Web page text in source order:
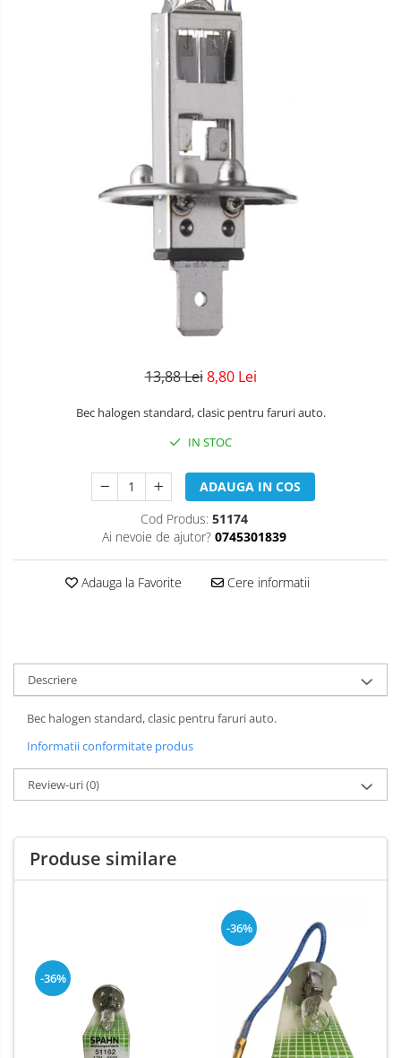
13,88 Lei 8,80 Lei
Bec halogen standard, clasic pentru faruri auto.
IN STOC
ADAUGA IN COS
Cod Produs: 51174
Ai nevoie de ajutor? 0745301839
Adauga la Favorite Cere informatii
Descriere
Bec halogen standard, clasic pentru faruri auto.
Informatii conformitate produs
Review-uri(0)
Produse similare
-36%
-36%